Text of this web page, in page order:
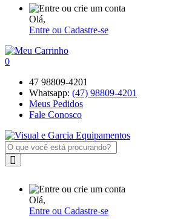
Olá,
Entre ou Cadastre-se
0
47 98809-4201
Whatsapp: (47) 98809-4201
Meus Pedidos
Fale Conosco
Olá,
Entre ou Cadastre-se